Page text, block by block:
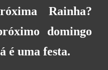
Rainha?
domingo
é uma festa.